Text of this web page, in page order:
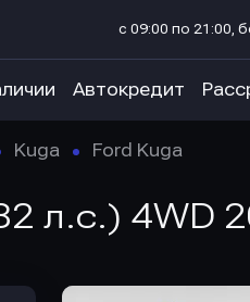
с 09:00 по 21:00,
Автокредит
Kuga Ford Kuga
л.с.) 4WD